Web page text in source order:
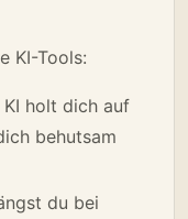
KI-Tools:
KI holt dich auf
behutsam
du bei